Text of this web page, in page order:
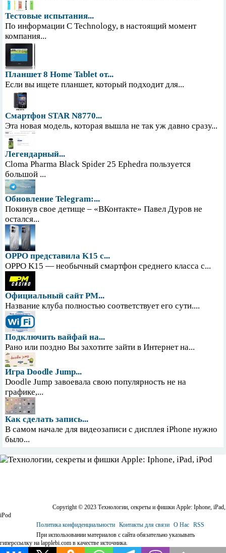
Тестовые испытания...
По информации С Technology, в настоящий момент
компания...
Планшет 8 Home Tablet от...
Если вы ищете планшет, который подходит для...
Смартфон STAR N8770...
Эта новая модель, которая вышла не так уж давно сразу...
Легендарный...
Cloma Pharma Black Spider 25 Ephedra пользуется
большой ...
Обновление Telegram:...
Покинув свое детище – «ВКонтакте» Павел Дуров не
остался...
OPPO представила K15 с...
OPPO K15 — необычный смартфон среднего класса с...
Официальный сайт PM...
Название клуба полностью соответствует его сути....
Подключить вайфай на...
Рано или поздно Вы захотите зайти в Интернет на...
Игра Doodle Jump...
Doodle Jump завоевала свою популярность не на
графике,...
Как сделать запись...
В самом начале для видеозаписи с дисплея iPhone нужно
было...
Copyright © 2023 Технологии, секреты и фишки Apple: Iphone, iPad,
iPod
Политика конфиденциальности Контакты для связи О Нас RSS
При использовании материалов с сайта обязательно указывать
гиперссылку на lapplebi.com в качестве источника.